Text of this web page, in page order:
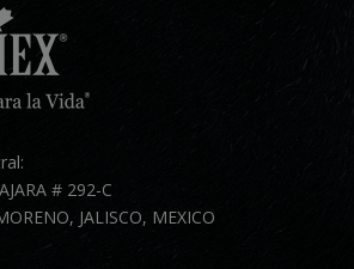
# 292-C
JALISCO, MEXICO